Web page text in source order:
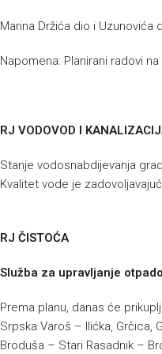
Marina Držića dio i Uzunovića
Napomena: Planirani radovi
RJ VODOVOD I
Stanje vodosnabdijevanja
Kvalitet vode je
RJ ČISTOĆA
Služba za upravljanje
Prema planu, danas će
Srpska Varoš – Ilićka, Grčica,
Broduša – Stari Rasadnik –